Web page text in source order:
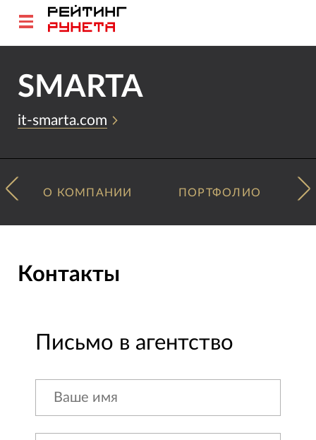
SMARTA
it-smarta.com
О КОМПАНИИ ПОРТФОЛИО
Контакты
Письмо в агентство